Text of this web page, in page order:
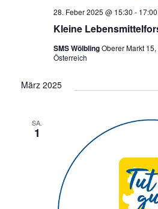
Kleine
28. Feber 2025 @ 15:30 - 17:00
SMS WölblingOberer Markt
Österreich
März 2025
SA.
1